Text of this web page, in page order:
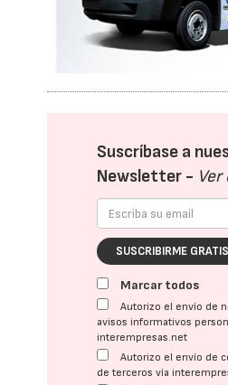
Suscríbase a
Newsletter -
SUSCRIBIRME GRATIS
Marcar todos
Autorizo el envío de
avisos informativos
interempresas.net
Autorizo el envío de
de terceros vía